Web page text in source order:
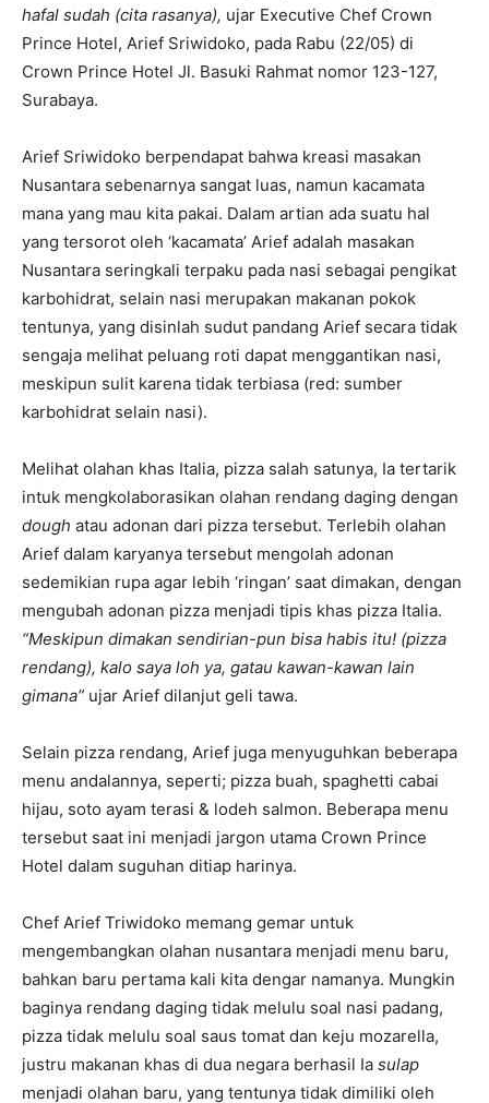
hafal sudah (cita rasanya), ujar Executive Chef Crown
Prince Hotel, Arief Sriwidoko, pada Rabu (22/05) di
Crown Prince Hotel Jl. Basuki Rahmat nomor 123-127,
Surabaya.
Arief Sriwidoko berpendapat bahwa kreasi masakan
Nusantara sebenarnya sangat luas, namun kacamata
mana yang mau kita pakai. Dalam artian ada suatu hal
yang tersorot oleh ‘kacamata’ Arief adalah masakan
Nusantara seringkali terpaku pada nasi sebagai pengikat
karbohidrat, selain nasi merupakan makanan pokok
tentunya, yang disinlah sudut pandang Arief secara tidak
sengaja melihat peluang roti dapat menggantikan nasi,
meskipun sulit karena tidak terbiasa (red: sumber
karbohidrat selain nasi).
Melihat olahan khas Italia, pizza salah satunya, Ia tertarik
intuk mengkolaborasikan olahan rendang daging dengan
dough atau adonan dari pizza tersebut. Terlebih olahan
Arief dalam karyanya tersebut mengolah adonan
sedemikian rupa agar lebih ‘ringan’ saat dimakan, dengan
mengubah adonan pizza menjadi tipis khas pizza Italia.
“Meskipun dimakan sendirian-pun bisa habis itu! (pizza
rendang), kalo saya loh ya, gatau kawan-kawan lain
gimana” ujar Arief dilanjut geli tawa.
Selain pizza rendang, Arief juga menyuguhkan beberapa
menu andalannya, seperti; pizza buah, spaghetti cabai
hijau, soto ayam terasi & lodeh salmon. Beberapa menu
tersebut saat ini menjadi jargon utama Crown Prince
Hotel dalam suguhan ditiap harinya.
Chef Arief Triwidoko memang gemar untuk
mengembangkan olahan nusantara menjadi menu baru,
bahkan baru pertama kali kita dengar namanya. Mungkin
baginya rendang daging tidak melulu soal nasi padang,
pizza tidak melulu soal saus tomat dan keju mozarella,
justru makanan khas di dua negara berhasil Ia sulap
menjadi olahan baru, yang tentunya tidak dimiliki oleh